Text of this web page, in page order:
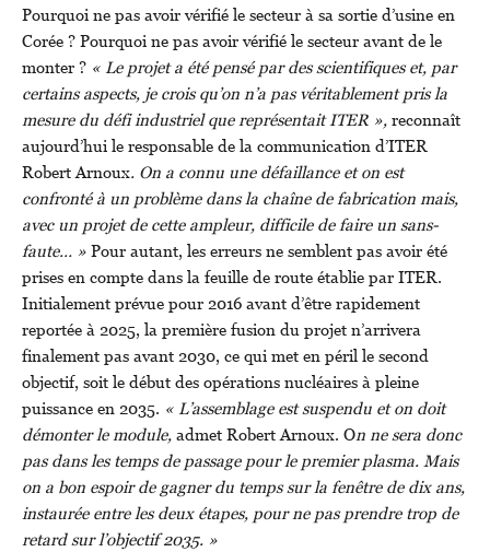
Pourquoi ne pas avoir vérifié le secteur à sa sortie d’usine en
Corée ? Pourquoi ne pas avoir vérifié le secteur avant de le
monter ? « Le projet a été pensé par des scientifiques et, par
certains aspects, je crois qu’on n’a pas véritablement pris la
mesure du défi industriel que représentait ITER »,reconnaît
aujourd’hui le responsable de la communication d’ITER
Robert Arnoux. On a connu une défaillance et on est
confronté à un problème dans la chaîne de fabrication mais,
avec un projet de cette ampleur, difficile de faire un sans-
faute… »Pour autant, les erreurs ne semblent pas avoir été
prises en compte dans la feuille de route établie par ITER.
Initialement prévue pour 2016 avant d’être rapidement
reportée à 2025, la première fusion du projet n’arrivera
finalement pas avant 2030, ce qui met en péril le second
objectif, soit le début des opérations nucléaires à pleine
puissance en 2035. « L’assemblage est suspendu et on doit
démonter le module,admet Robert Arnoux. On ne sera donc
pas dans les temps de passage pour le premier plasma. Mais
on a bon espoir de gagner du temps sur la fenêtre de dix ans,
instaurée entre les deux étapes, pour ne pas prendre trop de
retard sur l’objectif 2035. »